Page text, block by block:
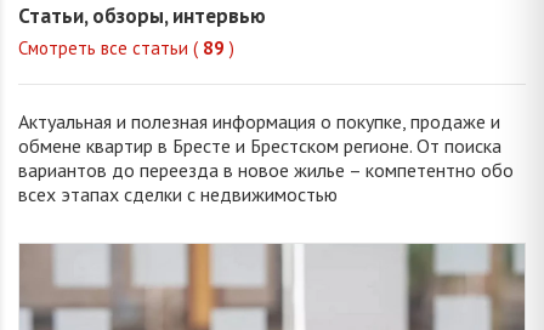
Статьи, обзоры, интервью
Смотреть все статьи ( 89 )
Актуальная и полезная информация о покупке, продаже и
обмене квартир в Бресте и Брестском регионе. От поиска
вариантов до переезда в новое жилье – компетентно обо
всех этапах сделки с недвижимостью